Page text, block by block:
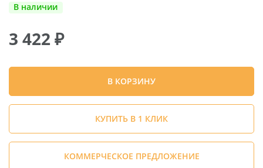
В наличии
3 422 ₽
В КОРЗИНУ
КУПИТЬ В 1 КЛИК
КОММЕРЧЕСКОЕ ПРЕДЛОЖЕНИЕ